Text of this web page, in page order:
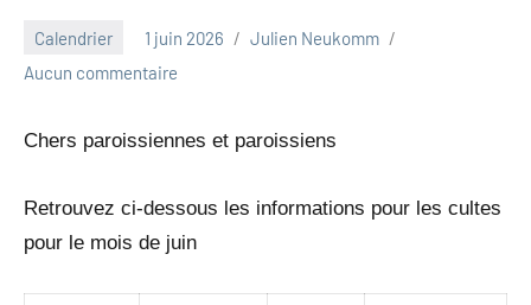
Calendrier 1 juin 2026
Julien Neukomm
Aucun commentaire
Chers paroissiennes et paroissiens
Retrouvez ci-dessous les informations pour les cultes
pour le mois de juin